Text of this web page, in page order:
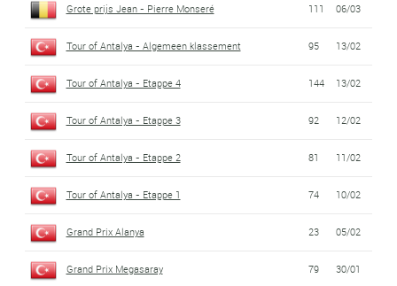
Grote prijs Jean - Pierre Monseré 111 06/03
Tour of Antalya - Algemeen klassement 95 13/02
Tour of Antalya - Etappe 4 144 13/02
Tour of Antalya - Etappe 3 92 12/02
Tour of Antalya - Etappe 2 81 11/02
Tour of Antalya - Etappe 1 74 10/02
Grand Prix Alanya 23 05/02
Grand Prix Megasaray 79 30/01